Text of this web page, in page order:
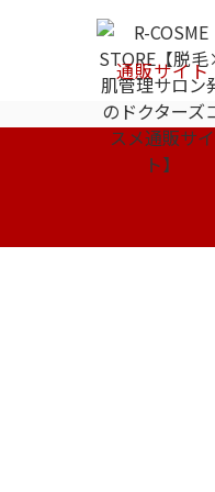
通販サイト